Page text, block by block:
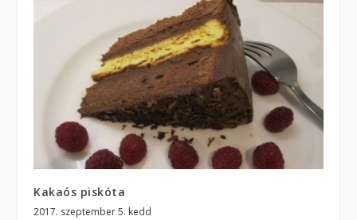
Kakaós piskóta
2017. szeptember 5. kedd